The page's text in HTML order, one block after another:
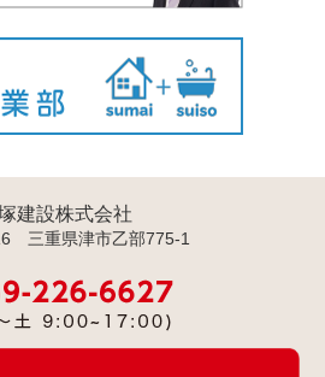
建設株式会社
三重県津市乙部775-1